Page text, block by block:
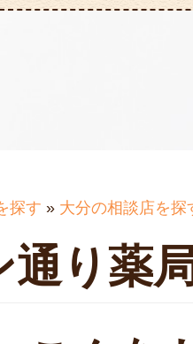
探す » 大分の相談店を探
通り薬